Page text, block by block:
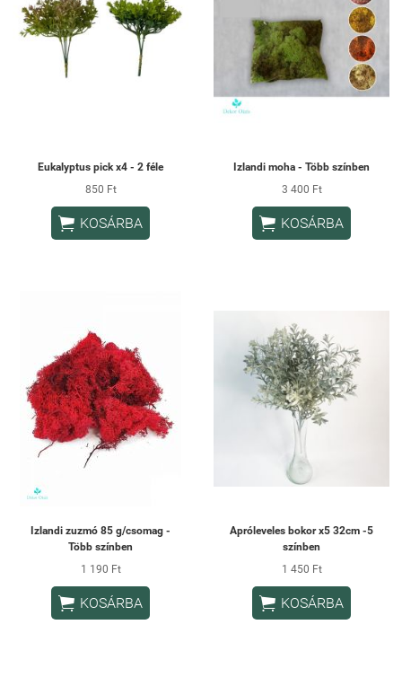
Eukalyptus pick x4 - 2 féle
850 Ft
 KOSÁRBA
Izlandi moha - Több színben
3 400 Ft
 KOSÁRBA
Izlandi zuzmó 85 g/csomag -
Több színben
1 190 Ft
 KOSÁRBA
Apróleveles bokor x5 32cm -5
színben
1 450 Ft
 KOSÁRBA